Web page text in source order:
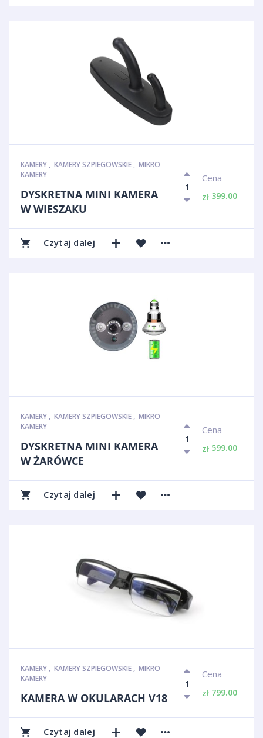
KAMERY , KAMERY SZPIEGOWSKIE , MIKRO
KAMERY
DYSKRETNA MINI KAMERA
W WIESZAKU
Cena
zł 399.00
Czytaj dalej
KAMERY , KAMERY SZPIEGOWSKIE , MIKRO
KAMERY
DYSKRETNA MINI KAMERA
W ŻARÓWCE
Cena
zł 599.00
Czytaj dalej
KAMERY , KAMERY SZPIEGOWSKIE , MIKRO
KAMERY
KAMERA W OKULARACH V18
Cena
zł 799.00
Czytaj dalej